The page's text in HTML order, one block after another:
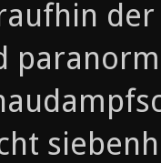
der